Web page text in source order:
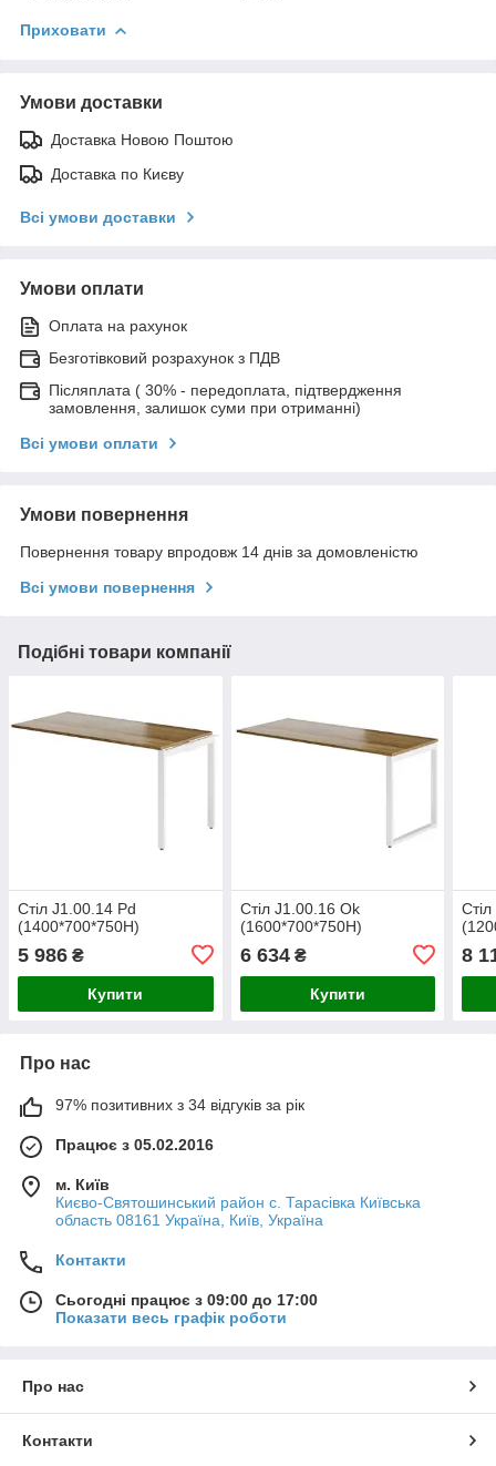
Приховати
Умови доставки
Доставка Новою Поштою
Доставка по Києву
Всі умови доставки
Умови оплати
Оплата на рахунок
Безготівковий розрахунок з ПДВ
Післяплата ( 30% - передоплата, підтвердження
замовлення, залишок суми при отриманні)
Всі умови оплати
Умови повернення
Повернення товару впродовж 14 днів за домовленістю
Всі умови повернення
Подібні товари компанії
Стіл J1.00.14 Pd
(1400*700*750Н)
5 986 ₴
Купити
Стіл J1.00.16 Ok
(1600*700*750Н)
6 634₴
Купити
8
Про нас
97% позитивних з 34 відгуків за рік
Працює з 05.02.2016
м. Київ
Києво-Святошинський район с. Тарасівка Київська
область 08161 Україна, Київ, Україна
Контакти
Сьогодні працює з 09:00 до 17:00
Показати весь графік роботи
Про нас
Контакти